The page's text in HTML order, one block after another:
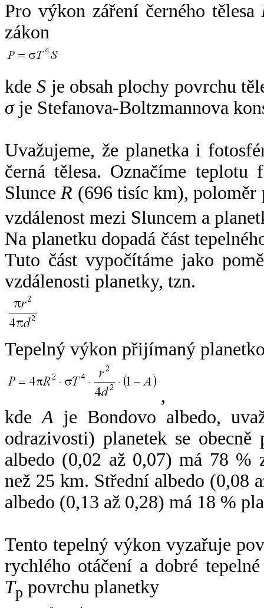
Pro výkon záření černého tělesa
zákon
kdeS je obsah plochy povrchu
σje Stefanova-Boltzmannova
Uvažujeme, že planetka i
černá tělesa. Označíme
SlunceR (696 tisíc km),
vzdálenost mezi Sluncem a
Na planetku dopadá část
Tuto část vypočítáme jako
vzdálenosti planetky, tzn.
Tepelný výkon přijímaný
,
kdeA je Bondovo albedo,
odrazivosti) planetek se
albedo (0,02 až 0,07) má 78 %
než 25 km. Střední albedo (0,08
albedo (0,13 až 0,28) má 18 %
Tento tepelný výkon vyzařuje
rychlého otáčení a dobré
Tp povrchu planetky